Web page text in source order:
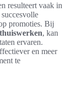
resulteert vaak in
promoties. Bij
, kan
ervaren.
en meer
te